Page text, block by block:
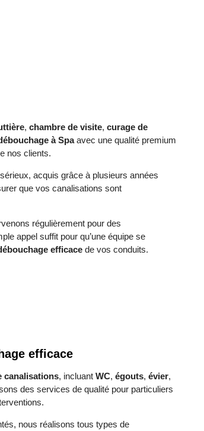
, chambre de visite, curage de
à Spaavec une qualité premium
nos clients.
acquis grâce à plusieurs années
que vos canalisations sont
régulièrement pour des
appel suffit pour qu’une équipe se
efficace de vos conduits.
efficace
canalisations, incluant WC, égouts, évier,
des services de qualité pour particuliers
nous réalisons tous types de